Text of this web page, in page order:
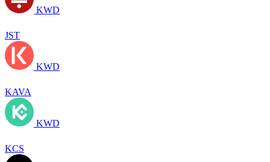
KWD
JST
KWD
KAVA
KWD
KCS